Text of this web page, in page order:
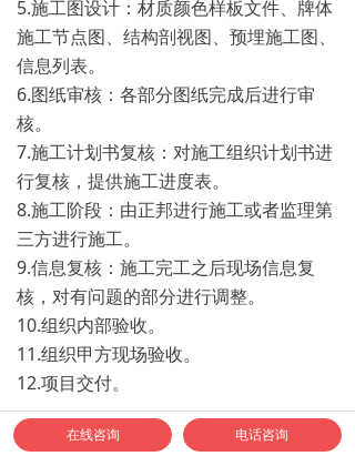
5.施工图设计：材质颜色样板文件、牌体
施工节点图、结构剖视图、预埋施工图、
信息列表。
6.图纸审核：各部分图纸完成后进行审
核。
7.施工计划书复核：对施工组织计划书进
行复核，提供施工进度表。
8.施工阶段：由正邦进行施工或者监理第
三方进行施工。
9.信息复核：施工完工之后现场信息复
核，对有问题的部分进行调整。
10.组织内部验收。
11.组织甲方现场验收。
12.项目交付。
在线咨询 电话咨询